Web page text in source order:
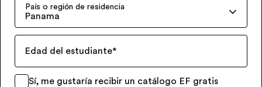
País o región de residencia
Panama
Edad del estudiante*
Sí, me gustaría recibir un catálogo EF gratis